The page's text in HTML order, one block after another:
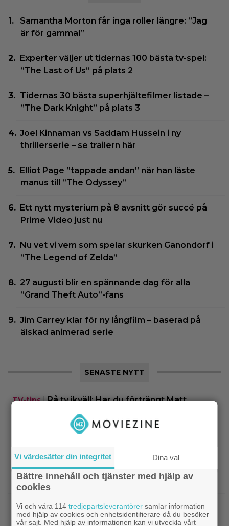
Samantha Morton får inga roller längre: ”Jag
är för gammal”
Experter väljer ut tidernas 100 bästa tv-spel:
”The Last of Us” på plats 2
Tidernas 30 bästa superhjältefilmer listade –
”The Dark Knight” på plats 3
Joel Kinnaman vs Saddam Hussein i ny
thrillerserie – se trailern här
Elliot Page ”tappade andan” när han läste
manus till ”The Odyssey”
Ett nytt mysterium på 8 avsnitt gör succé på
Prime Video just nu
Nu vet vi vem som spelar skurken Ganondorf i
”The Legend of Zelda”
27 augusti blir en spännande dag för alla
”Grand Theft Auto”-fans
Jim Carrey klar för ny långfilm – baserad på
älskad animerad serie
SENASTE NYTT
TV-tips|På tv ikväll: Har du förträngt Matt
”The Legend of Zelda” blir en av Sam
TV-spel|Arga föräldrar ringde ner Nintendo –
spelkaraktären ”ser ut som en penis”
Kommande filmer|Nu vet vi vem som spelar
skurken Ganondorf i ”The Legend of Zelda”
Vi värdesätter din integritet Dina val
Bättre innehåll och tjänster med hjälp av
cookies
Vi och våra 114tredjepartsleverantörer samlar information
med hjälp av cookies och enhetsidentifierare då du besöker
vår sajt. Med hjälp av informationen kan vi utveckla vårt